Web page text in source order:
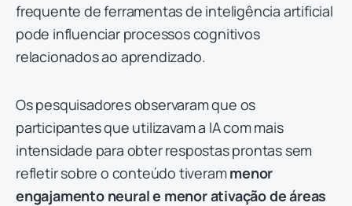
frequente de ferramentas de inteligência artificial
pode influenciar processos cognitivos
relacionados ao aprendizado.
Os pesquisadores observaram que os
participantes que utilizavam a IA com mais
intensidade para obter respostas prontas sem
refletir sobre o conteúdo tiverammenor
engajamento neural e menor ativação de áreas